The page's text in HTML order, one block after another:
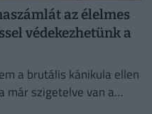
az élelmes
védekezhetünk a
a brutális kánikula ellen
már szigetelve van a